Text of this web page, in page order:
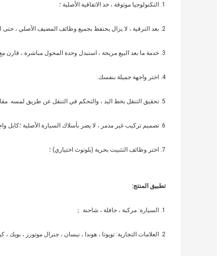
1. التكنولوجيا موثوقة ، خذ الاتفاقية الأصلية ؛
2. بعد الترقية ، لا يزال يحتفظ بجميع وظائف المضيف الأصلي ، حتى لو حدث خطأ في التنقل ، لا يؤثر على وظيفة السيارة الأصلية ؛
3. خدمة ما بعد البيع مريحة ، استبدل وحدة المحول مباشرة ، قارن مع آلة خاصة ، إنها بسيطة ، أقل خطورة ، أمان وموثوق.
4. اختر واجهة جميلة بنفسك.
5. تحقيق التنقل بخط اليد ، والتحكم في التنقل عن طريق لمسه. مقارنة مع وحدة التنقل الأصلية ، فهي أكثر ملاءمة ومرونة.
6. تصميم تركيب غير مدمر ، لا يضر بأسلاك السيارة الأصلية ؛كابل واجهة خاص ، تركيب توصيل بدون قطع الأسلاك ؛
7. اختر وظائف التثبيت بحرية (بلوتوث اختياري) ؛
تطبيق المنتج:
1. السيارة: مركبة ، حافلة ، شاحنة ；
2. العلامات التجارية: تويوتا ، هوندا ، نيسان ، جنرال موتورز ، بويك ، كيا ، هيونداي وغيرها ؛